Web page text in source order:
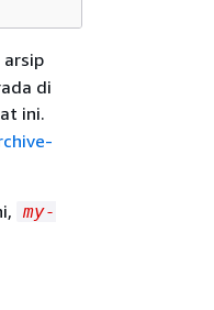
di
ini.
my-